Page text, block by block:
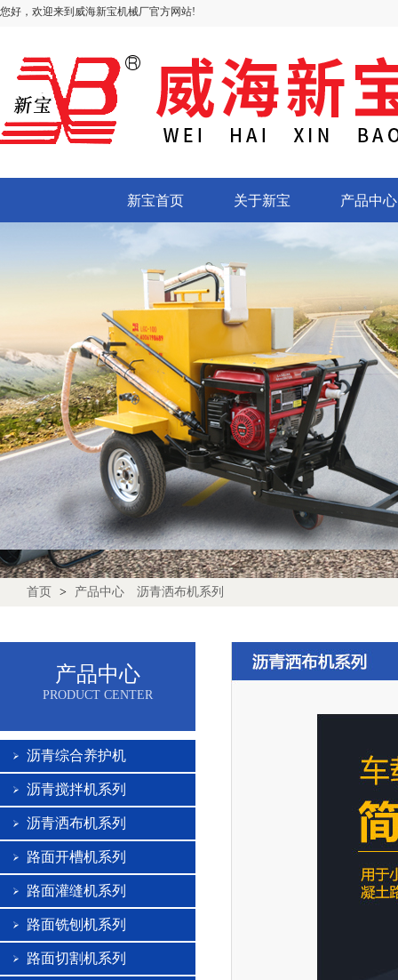
您好，欢迎来到威海新宝机械厂官方网站!
新宝首页 关于新宝 产品中心
首页 > 产品中心 沥青洒布机系列
产品中心
PRODUCT CENTER
沥青综合养护机
沥青搅拌机系列
沥青洒布机系列
路面开槽机系列
路面灌缝机系列
路面铣刨机系列
路面切割机系列